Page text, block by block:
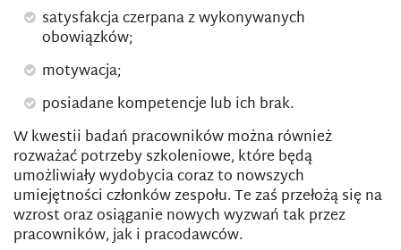
satysfakcja czerpana z wykonywanych
obowiązków;
motywacja;
posiadane kompetencje lub ich brak.
W kwestii badań pracowników można również
rozważać potrzeby szkoleniowe, które będą
umożliwiały wydobycia coraz to nowszych
umiejętności członków zespołu. Te zaś przełożą się na
wzrost oraz osiąganie nowych wyzwań tak przez
pracowników, jak i pracodawców.